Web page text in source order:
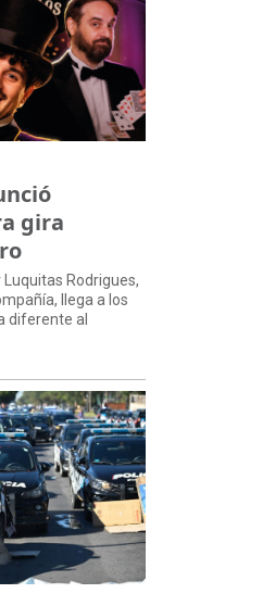
gira
Rodrigues,
llega a los
diferente al